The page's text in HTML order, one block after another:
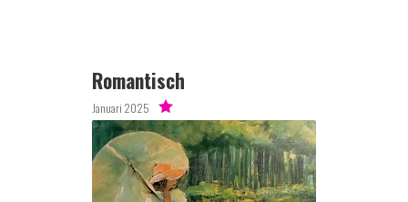
Romantisch
Januari 2025